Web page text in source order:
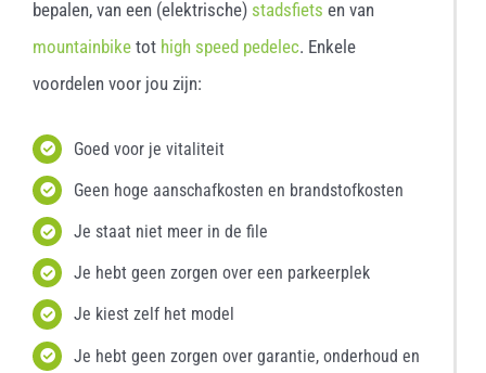
bepalen, van een (elektrische) stadsfiets en van
mountainbiketot high speed pedelec. Enkele
voordelen voor jou zijn:
Goed voor je vitaliteit
Geen hoge aanschafkosten en brandstofkosten
Je staat niet meer in de file
Je hebt geen zorgen over een parkeerplek
Je kiest zelf het model
Je hebt geen zorgen over garantie, onderhoud en